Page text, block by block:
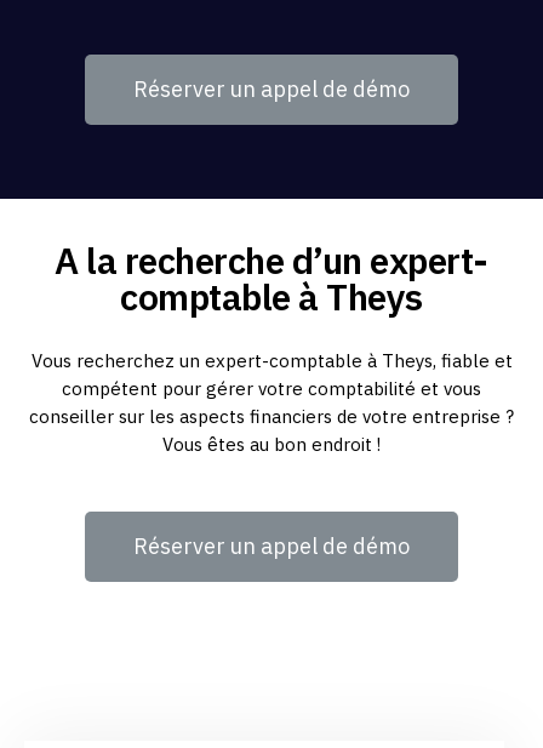
Réserver un appel de démo
A la recherche d’un expert-
comptable à Theys
Vous recherchez un expert-comptable à Theys, fiable et
compétent pour gérer votre comptabilité et vous
conseiller sur les aspects financiers de votre entreprise ?
Vous êtes au bon endroit !
Réserver un appel de démo